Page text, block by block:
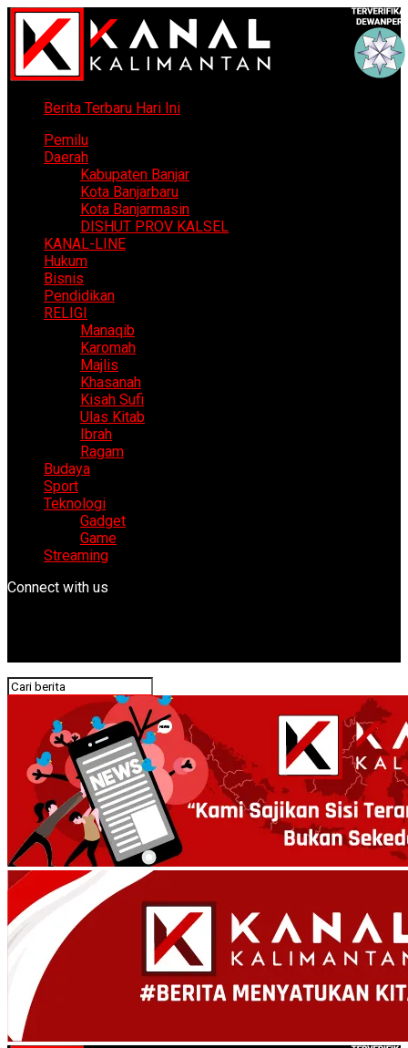
Berita Terbaru Hari Ini
Pemilu
Daerah
Kabupaten Banjar
Kota Banjarbaru
Kota Banjarmasin
DISHUT PROV KALSEL
KANAL-LINE
Hukum
Bisnis
Pendidikan
RELIGI
Manaqib
Karomah
Majlis
Khasanah
Kisah Sufi
Ulas Kitab
Ibrah
Ragam
Budaya
Sport
Teknologi
Gadget
Game
Streaming
Connect with us